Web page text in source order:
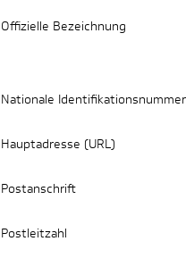
Offizielle Bezeichnung
Nationale Identifikationsnummer
Hauptadresse (URL)
Postanschrift
Postleitzahl